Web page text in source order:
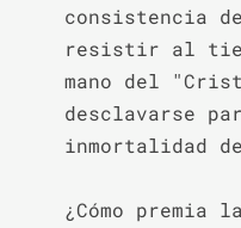
consistencia
resistir al
mano del
desclavarse
inmortalidad
¿Cómo